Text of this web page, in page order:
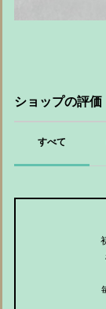
ショップの評価
すべて